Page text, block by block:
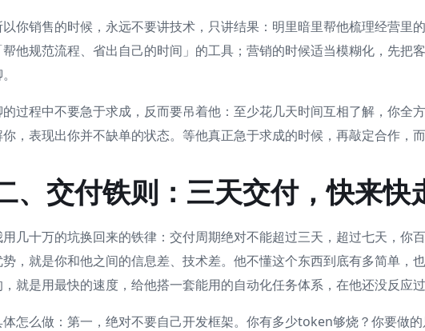
以你销售的时候，永远不要讲技术，只讲结果：明里暗里帮他梳理经营里
帮他规范流程、省出自己的时间」的工具；营销的时候适当模糊化，先把
的过程中不要急于求成，反而要吊着他：至少花几天时间互相了解，你全
，表现出你并不缺单的状态。等他真正急于求成的时候，再敲定合作，
、交付铁则：三天交付，快来快
用几十万的坑换回来的铁律：交付周期绝对不能超过三天，超过七天，你
势，就是你和他之间的信息差、技术差。他不懂这个东西到底有多简单，
就是用最快的速度，给他搭一套能用的自动化任务体系，在他还没反应
体怎么做：第一，绝对不要自己开发框架。你有多少token够烧？你要做